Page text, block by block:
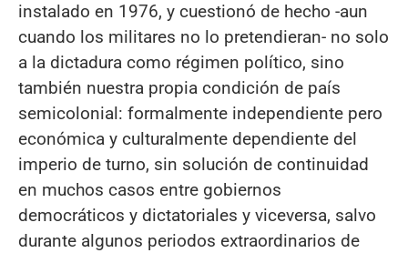
instalado en 1976, y cuestionó de hecho -aun
cuando los militares no lo pretendieran- no solo
a la dictadura como régimen político, sino
también nuestra propia condición de país
semicolonial: formalmente independiente pero
económica y culturalmente dependiente del
imperio de turno, sin solución de continuidad
en muchos casos entre gobiernos
democráticos y dictatoriales y viceversa, salvo
durante algunos periodos extraordinarios de